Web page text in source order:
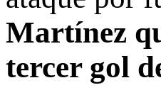
Martínez
tercer gol